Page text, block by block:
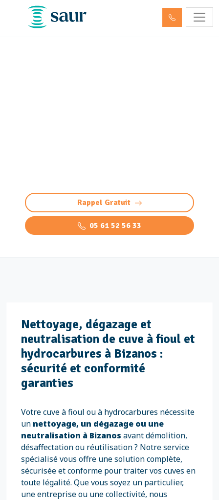
Rappel Gratuit
05 61 52 56 33
Nettoyage, dégazage et
neutralisation de cuve à fioul et
hydrocarbures à Bizanos :
sécurité et conformité
garanties
Votre cuve à fioul ou à hydrocarbures nécessite
un nettoyage, un dégazage ou une
neutralisation à Bizanos avant démolition,
désaffectation ou réutilisation ? Notre service
spécialisé vous offre une solution complète,
sécurisée et conforme pour traiter vos cuves en
toute légalité. Que vous soyez un particulier,
une entreprise ou une collectivité, nous